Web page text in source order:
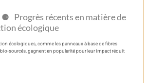
Progrès récents en matière de
écologique
écologiques, comme les panneaux à base de fibres
sourcés, gagnent en popularité pour leur impact réduit